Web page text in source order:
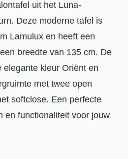
uit het Luna-
Deze moderne tafel is
Lamulux en heeft een
breedte van 135 cm. De
kleur Oriënt en
met twee open
softclose. Een perfecte
en functionaliteit voor jouw